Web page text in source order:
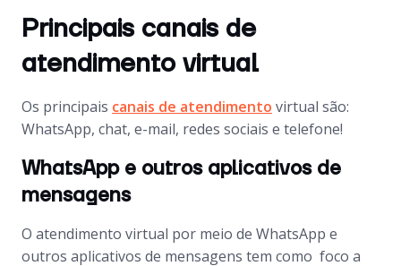
Principais canais de
atendimento virtual
Os principais canais de atendimento virtual são:
WhatsApp, chat, e-mail, redes sociais e telefone!
WhatsApp e outros aplicativos de
mensagens
O atendimento virtual por meio de WhatsApp e
outros aplicativos de mensagens tem como foco a